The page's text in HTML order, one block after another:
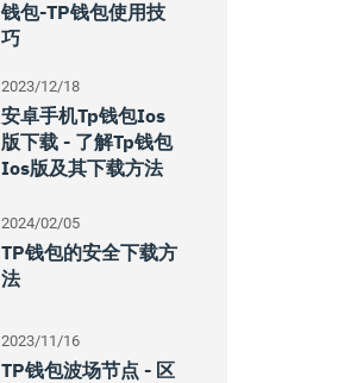
钱包-TP钱包使用技
巧
2023/12/18
安卓手机tp钱包ios
版下载 - 了解tp钱包
Ios版及其下载方法
2024/02/05
TP钱包的安全下载方
法
2023/11/16
TP钱包波场节点 - 区